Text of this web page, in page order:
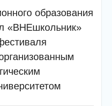
образования
«ВНЕшкольник»